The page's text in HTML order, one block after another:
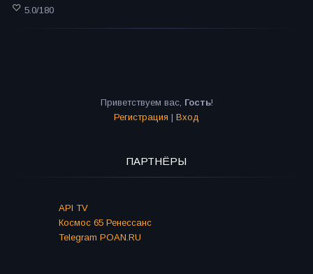
5.0/180
Приветствуем вас, Гость!
Регистрация | Вход
ПАРТНЁРЫ
API TV
Космос 65 Ренессанс
Telegram POAN.RU